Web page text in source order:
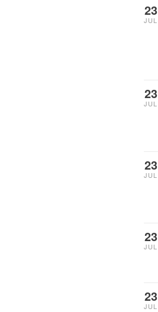
23
JUL
23
JUL
23
JUL
23
JUL
23
JUL